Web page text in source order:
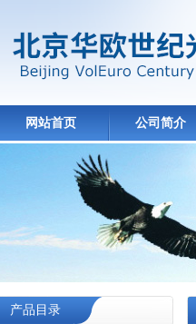
网站首页 公司简介
产品目录